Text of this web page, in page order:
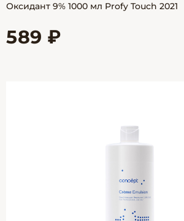
Оксидант 9% 1000 мл Profy Touch 2021
589 ₽